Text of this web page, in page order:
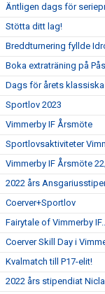
Äntligen dags för
Stötta ditt lag!
Breddturnering fyllde
Boka extraträning på
Dags för årets
Sportlov 2023
Vimmerby IF Årsmöte
Sportlovsaktiviteter
Vimmerby IF Årsmöte
2022 års
Coerver+Sportlov
Fairytale of Vimmerby IF...
Coerver Skill Day i
Kvalmatch till P17-elit!
2022 års stipendiat